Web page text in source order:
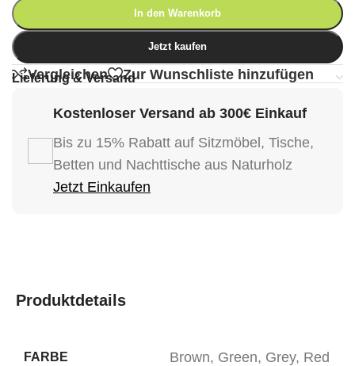
In den Warenkorb
Jetzt kaufen
Vergleichen Zur Wunschliste hinzufügen
Lieferung & Versand
Kostenloser Versand ab 300€ Einkauf
Bis zu 15% Rabatt auf Sitzmöbel, Tische,
Betten und Nachttische aus Naturholz
Jetzt Einkaufen
Produktdetails
FARBE Brown, Green, Grey, Red